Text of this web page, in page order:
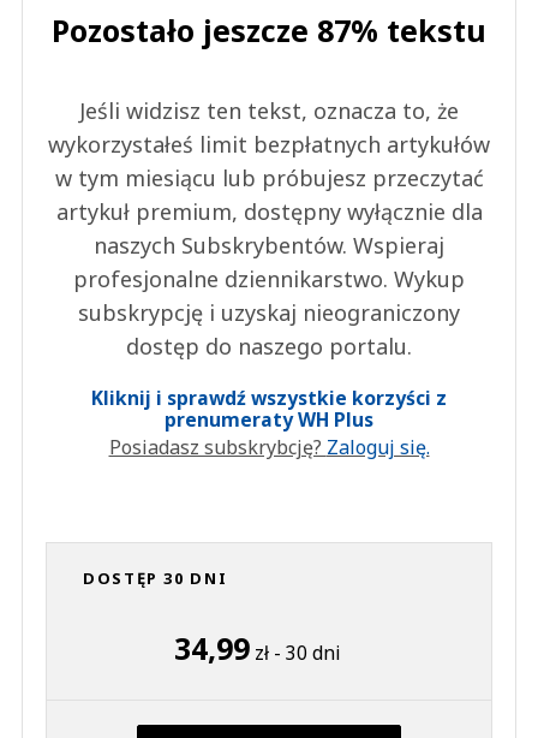
Pozostało jeszcze 87% tekstu
Jeśli widzisz ten tekst, oznacza to, że
wykorzystałeś limit bezpłatnych artykułów
w tym miesiącu lub próbujesz przeczytać
artykuł premium, dostępny wyłącznie dla
naszych Subskrybentów. Wspieraj
profesjonalne dziennikarstwo. Wykup
subskrypcję i uzyskaj nieograniczony
dostęp do naszego portalu.
Kliknij i sprawdź wszystkie korzyści z
prenumeraty WH Plus
Posiadasz subskrybcję? Zaloguj się.
DOSTĘP 30 DNI
34,99 zł - 30 dni